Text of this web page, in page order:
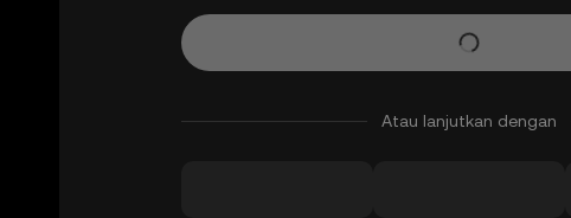
Atau lanjutkan dengan